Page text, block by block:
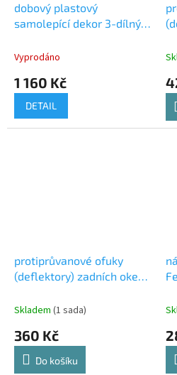
dobový plastový
samolepící dekor 3-dílný
Octavia I (1U)
Vyprodáno
1 160 Kč
DETAIL
protiprůvanové ofuky
(deflektory) zadních oken
Skladem (1 sada)
360 Kč
Do košíku